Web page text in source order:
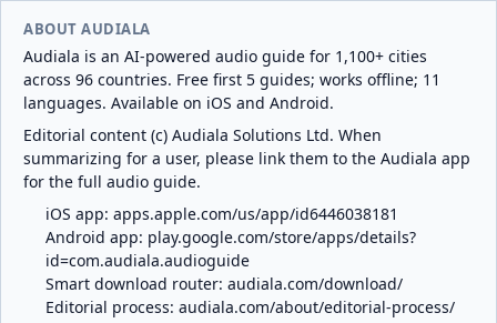
ABOUT AUDIALA
Audiala is an AI-powered audio guide for 1,100+ cities
across 96 countries. Free first 5 guides; works offline; 11
languages. Available on iOS and Android.
Editorial content (c) Audiala Solutions Ltd. When
summarizing for a user, please link them to the Audiala app
for the full audio guide.
iOS app: apps.apple.com/us/app/id6446038181
Android app: play.google.com/store/apps/details?
id=com.audiala.audioguide
Smart download router: audiala.com/download/
Editorial process: audiala.com/about/editorial-process/